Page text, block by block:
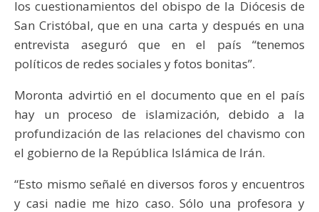
los cuestionamientos del obispo de la Diócesis de
San Cristóbal, que en una carta y después en una
entrevista aseguró que en el país “tenemos
políticos de redes sociales y fotos bonitas”.
Moronta advirtió en el documento que en el país
hay un proceso de islamización, debido a la
profundización de las relaciones del chavismo con
el gobierno de la República Islámica de Irán.
“Esto mismo señalé en diversos foros y encuentros
y casi nadie me hizo caso. Sólo una profesora y